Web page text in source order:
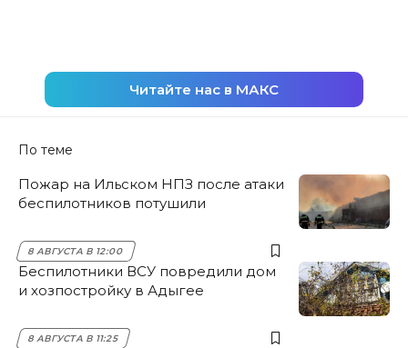
Читайте нас в МАКС
По теме
Пожар на Ильском НПЗ после атаки
беспилотников потушили
8 АВГУСТА В 12:00
Беспилотники ВСУ повредили дом
и хозпостройку в Адыгее
8 АВГУСТА В 11:25